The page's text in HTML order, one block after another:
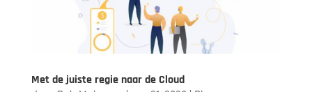
Met de juiste regie naar de Cloud